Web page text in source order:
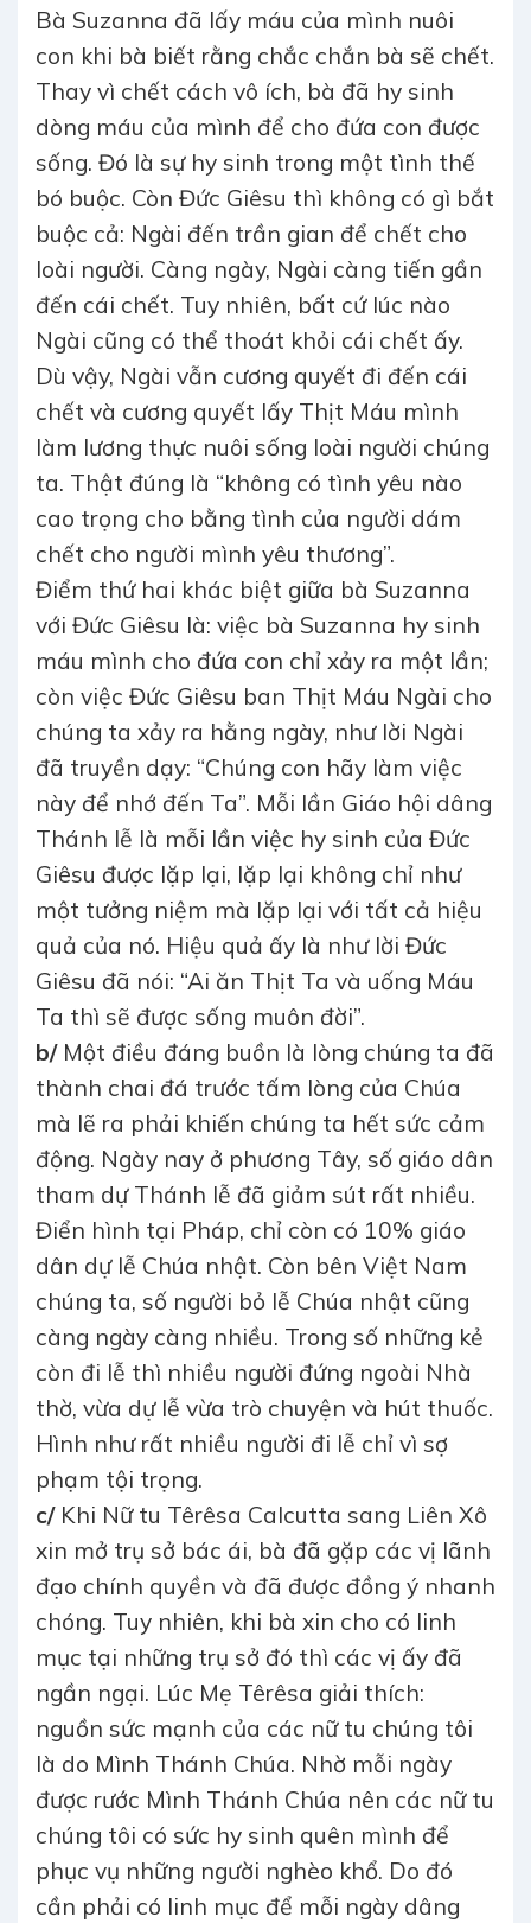
Bà Suzanna đã lấy máu của mình nuôi
con khi bà biết rằng chắc chắn bà sẽ chết.
Thay vì chết cách vô ích, bà đã hy sinh
dòng máu của mình để cho đứa con được
sống. Đó là sự hy sinh trong một tình thế
bó buộc. Còn Đức Giêsu thì không có gì bắt
buộc cả: Ngài đến trần gian để chết cho
loài người. Càng ngày, Ngài càng tiến gần
đến cái chết. Tuy nhiên, bất cứ lúc nào
Ngài cũng có thể thoát khỏi cái chết ấy.
Dù vậy, Ngài vẫn cương quyết đi đến cái
chết và cương quyết lấy Thịt Máu mình
làm lương thực nuôi sống loài người chúng
ta. Thật đúng là “không có tình yêu nào
cao trọng cho bằng tình của người dám
chết cho người mình yêu thương”.
Điểm thứ hai khác biệt giữa bà Suzanna
với Đức Giêsu là: việc bà Suzanna hy sinh
máu mình cho đứa con chỉ xảy ra một lần;
còn việc Đức Giêsu ban Thịt Máu Ngài cho
chúng ta xảy ra hằng ngày, như lời Ngài
đã truyền dạy: “Chúng con hãy làm việc
này để nhớ đến Ta”. Mỗi lần Giáo hội dâng
Thánh lễ là mỗi lần việc hy sinh của Đức
Giêsu được lặp lại, lặp lại không chỉ như
một tưởng niệm mà lặp lại với tất cả hiệu
quả của nó. Hiệu quả ấy là như lời Đức
Giêsu đã nói: “Ai ăn Thịt Ta và uống Máu
Ta thì sẽ được sống muôn đời”.
b/Một điều đáng buồn là lòng chúng ta đã
thành chai đá trước tấm lòng của Chúa
mà lẽ ra phải khiến chúng ta hết sức cảm
động. Ngày nay ở phương Tây, số giáo dân
tham dự Thánh lễ đã giảm sút rất nhiều.
Điển hình tại Pháp, chỉ còn có 10% giáo
dân dự lễ Chúa nhật. Còn bên Việt Nam
chúng ta, số người bỏ lễ Chúa nhật cũng
càng ngày càng nhiều. Trong số những kẻ
còn đi lễ thì nhiều người đứng ngoài Nhà
thờ, vừa dự lễ vừa trò chuyện và hút thuốc.
Hình như rất nhiều người đi lễ chỉ vì sợ
phạm tội trọng.
c/Khi Nữ tu Têrêsa Calcutta sang Liên Xô
xin mở trụ sở bác ái, bà đã gặp các vị lãnh
đạo chính quyền và đã được đồng ý nhanh
chóng. Tuy nhiên, khi bà xin cho có linh
mục tại những trụ sở đó thì các vị ấy đã
ngần ngại. Lúc Mẹ Têrêsa giải thích:
nguồn sức mạnh của các nữ tu chúng tôi
là do Mình Thánh Chúa. Nhờ mỗi ngày
được rước Mình Thánh Chúa nên các nữ tu
chúng tôi có sức hy sinh quên mình để
phục vụ những người nghèo khổ. Do đó
cần phải có linh mục để mỗi ngày dâng